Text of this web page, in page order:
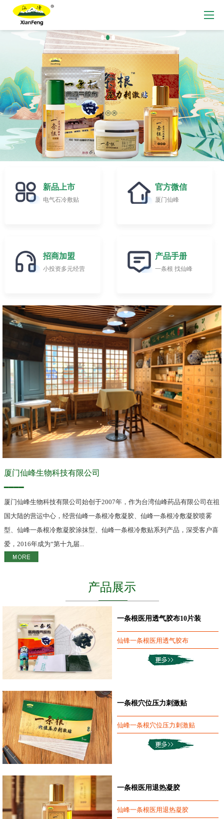
新品上市
电气石冷敷贴
官方微信
厦门仙峰
招商加盟
小投资多元经营
产品手册
一条根 找仙峰
厦门仙峰生物科技有限公司
━━━━
厦门仙峰生物科技有限公司始创于2007年，作为台湾仙峰药品有限公司在祖
国大陆的营运中心，经营仙峰一条根冷敷凝胶、仙峰一条根冷敷凝胶喷雾
型、仙峰一条根冷敷凝胶涂抹型、仙峰一条根冷敷贴系列产品，深受客户喜
爱，2016年成为“第十九届...
产品展示
一条根医用透气胶布10片装
仙锋一条根医用透气胶布
一条根穴位压力刺激贴
仙峰一条根穴位压力刺激贴
一条根医用退热凝胶
仙峰一条根医用退热凝胶